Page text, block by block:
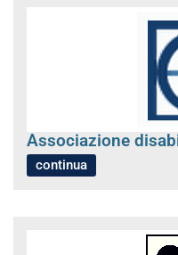
Associazione
continua